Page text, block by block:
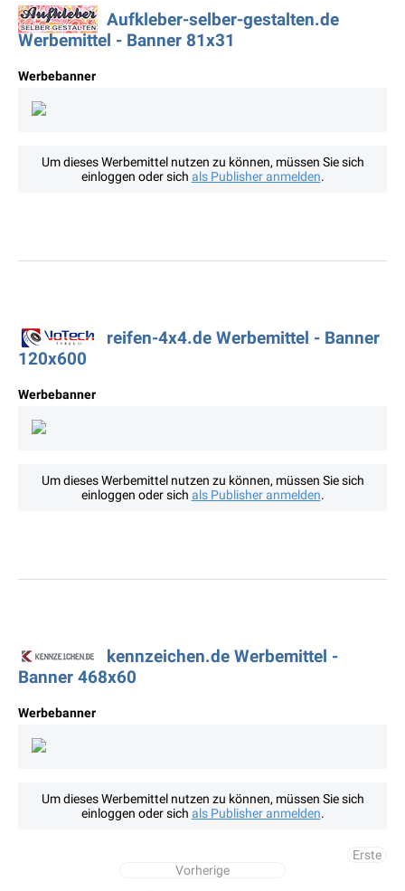
Aufkleber-selber-gestalten.de
Werbemittel - Banner 81x31
Werbebanner
Um dieses Werbemittel nutzen zu können, müssen Sie sich
einloggen oder sich als Publisher anmelden.
reifen-4x4.de Werbemittel - Banner
120x600
Werbebanner
Um dieses Werbemittel nutzen zu können, müssen Sie sich
einloggen oder sich als Publisher anmelden.
kennzeichen.de Werbemittel -
Banner 468x60
Werbebanner
Um dieses Werbemittel nutzen zu können, müssen Sie sich
einloggen oder sich als Publisher anmelden.
Erste
Vorherige